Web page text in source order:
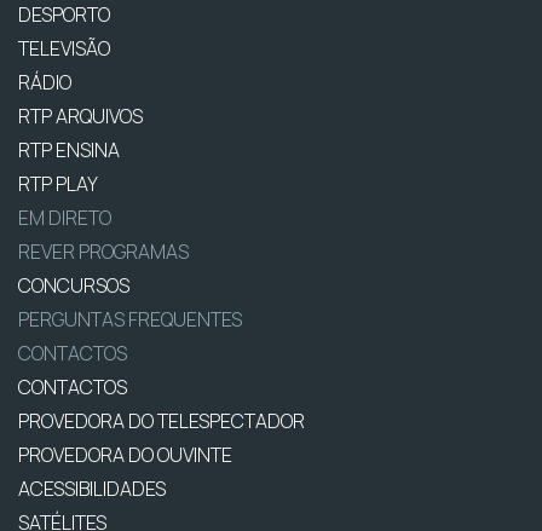
DESPORTO
TELEVISÃO
RÁDIO
RTP ARQUIVOS
RTP ENSINA
RTP PLAY
EM DIRETO
REVER PROGRAMAS
CONCURSOS
PERGUNTAS FREQUENTES
CONTACTOS
CONTACTOS
PROVEDORA DO TELESPECTADOR
PROVEDORA DO OUVINTE
ACESSIBILIDADES
SATÉLITES